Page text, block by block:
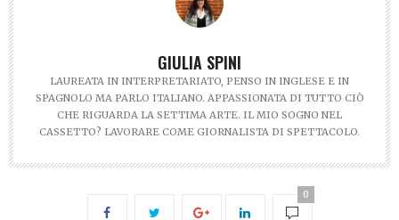
GIULIA SPINI
LAUREATA IN INTERPRETARIATO, PENSO IN INGLESE E IN
SPAGNOLO MA PARLO ITALIANO. APPASSIONATA DI TUTTO CIÒ
CHE RIGUARDA LA SETTIMA ARTE. IL MIO SOGNO NEL
CASSETTO? LAVORARE COME GIORNALISTA DI SPETTACOLO.
0